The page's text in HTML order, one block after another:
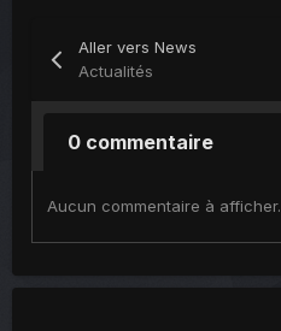
Aller vers News
Actualités
0 commentaire
Aucun commentaire à afficher.